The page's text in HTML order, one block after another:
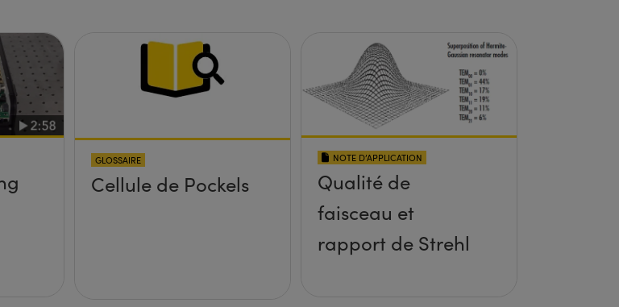
GLOSSAIRE
Cellule de Pockels
NOTE D’APPLICATION
Qualité de
faisceau et
rapport de Strehl